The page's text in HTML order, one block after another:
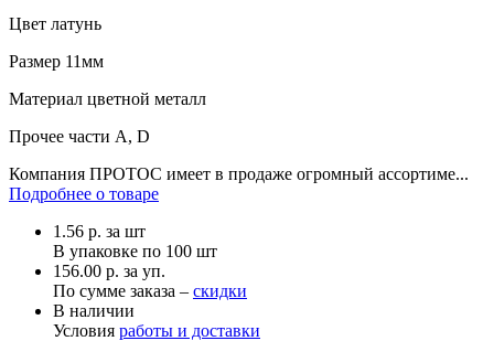
Цвет латунь
Размер 11мм
Материал цветной металл
Прочее части А, D
Компания ПРОТОС имеет в продаже огромный ассортиме...
Подробнее о товаре
1.56 р. за шт
В упаковке по 100 шт
156.00 р. за уп.
По сумме заказа – скидки
В наличии
Условия работы и доставки